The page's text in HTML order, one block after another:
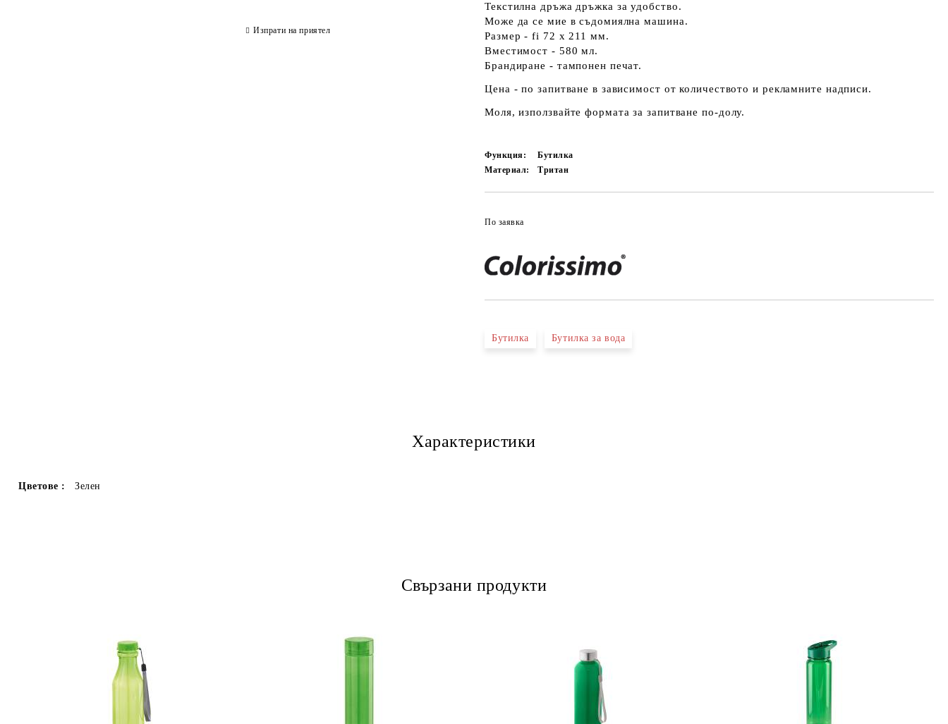
Текстилна дръжа дръжка за удобство.
Може да се мие в съдомиялна машина.
Размер - fi 72 x 211 мм.
Вместимост - 580 мл.
Брандиране - тампонен печат.
Цена - по запитване в зависимост от количеството и рекламните надписи.
Моля, използвайте формата за запитване по-долу.
Функция:
Бутилка
Материал:
Тритан
По заявка
Бутилка Бутилка за вода
Изпрати на приятел
Характеристики
Цветове : Зелен
Свързани продукти